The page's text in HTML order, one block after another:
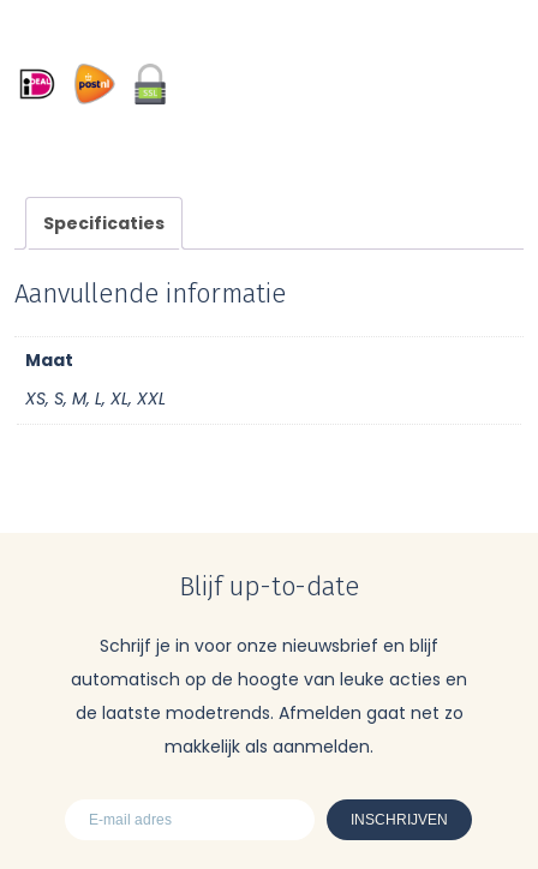
Specificaties
Aanvullende informatie
Maat
XS, S, M, L, XL, XXL
Blijf up-to-date
Schrijf je in voor onze nieuwsbrief en blijf
automatisch op de hoogte van leuke acties en
de laatste modetrends. Afmelden gaat net zo
makkelijk als aanmelden.